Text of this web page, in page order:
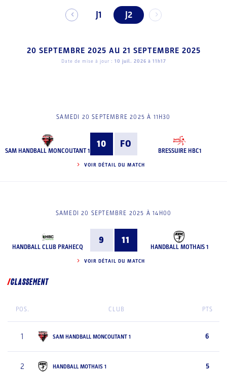
J1 J2
20 SEPTEMBRE 2025 AU 21 SEPTEMBRE 2025
Date de mise à jour : 10 juil. 2026 à 11h17
SAMEDI 20 SEPTEMBRE 2025 À 11H30
SAM HANDBALL MONCOUTANT 1
10 FO
BRESSUIRE HBC1
VOIR DÉTAIL DU MATCH
SAMEDI 20 SEPTEMBRE 2025 À 14H00
HANDBALL CLUB PRAHECQ
9 11
HANDBALL MOTHAIS 1
VOIR DÉTAIL DU MATCH
CLASSEMENT
POS. CLUB PTS
1 SAM HANDBALL MONCOUTANT 1 6
2 HANDBALL MOTHAIS 1 5